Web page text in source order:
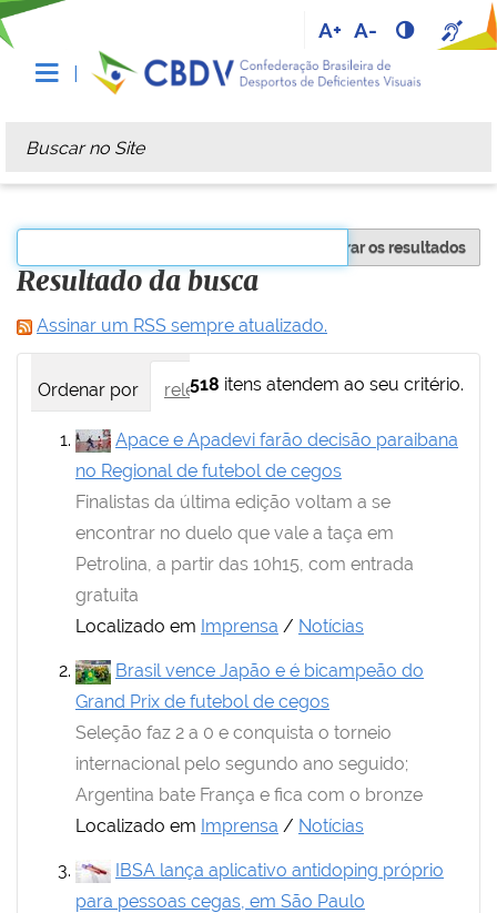
A+ A-
Busca
Busca Avançada…
Filtrar os resultados
Resultado da busca
Assinar um RSS sempre atualizado.
518 itens atendem ao seu critério.
Ordenar por relevância data (mais recente
Apace e Apadevi farão decisão paraibana
no Regional de futebol de cegos
Finalistas da última edição voltam a se
encontrar no duelo que vale a taça em
Petrolina, a partir das 10h15, com entrada
gratuita
Localizado em Imprensa / Notícias
Brasil vence Japão e é bicampeão do
Grand Prix de futebol de cegos
Seleção faz 2 a 0 e conquista o torneio
internacional pelo segundo ano seguido;
Argentina bate França e fica com o bronze
Localizado em Imprensa / Notícias
IBSA lança aplicativo antidoping próprio
para pessoas cegas, em São Paulo